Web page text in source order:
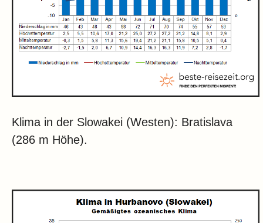
Klima in der Slowakei (Westen): Bratislava
(286 m Höhe).